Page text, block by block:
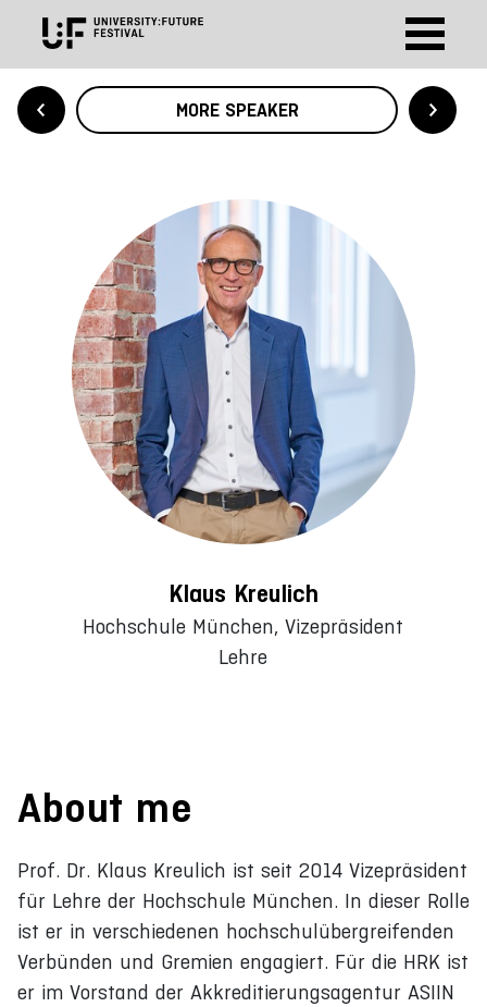
MORE SPEAKER
Klaus Kreulich
Hochschule München, Vizepräsident
Lehre
About me
Prof. Dr. Klaus Kreulich ist seit 2014 Vizepräsident
für Lehre der Hochschule München. In dieser Rolle
ist er in verschiedenen hochschulübergreifenden
Verbünden und Gremien engagiert. Für die HRK ist
er im Vorstand der Akkreditierungsagentur ASIIN